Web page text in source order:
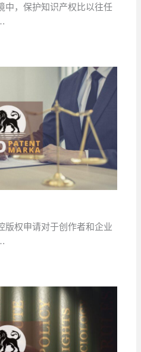
中，保护知识产权比以往任
版权申请对于创作者和企业